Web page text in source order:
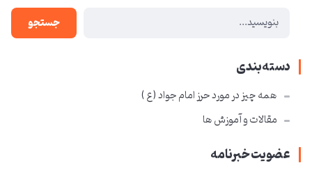
جستجو
دسته‌بندی
همه چیز در مورد حرز امام جواد ( ع )
مقالات و آموزش ها
عضویت خبرنامه